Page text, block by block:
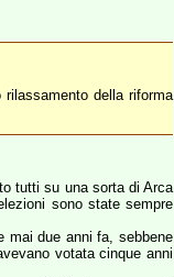
della riforma
tutti su una sorta di Arca
sono state sempre
mai due anni fa, sebbene
votata cinque anni